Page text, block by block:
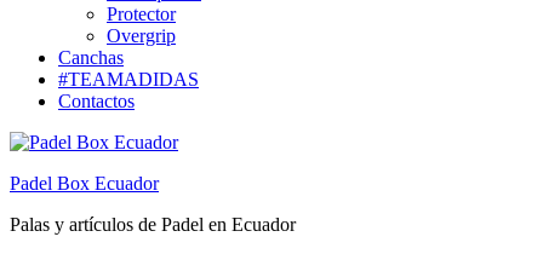
Protector
Overgrip
Canchas
#TEAMADIDAS
Contactos
Padel Box Ecuador
Palas y artículos de Padel en Ecuador